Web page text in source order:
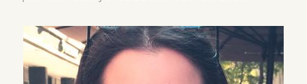
namijenila ne&...